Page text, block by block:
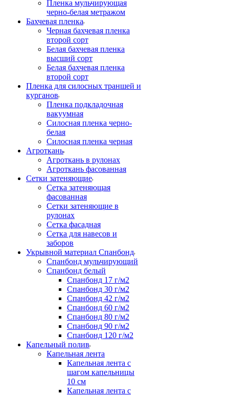
Пленка мульчирующая
черно-белая метражом
Бахчевая пленка
Черная бахчевая пленка
второй сорт
Белая бахчевая пленка
высший сорт
Белая бахчевая пленка
второй сорт
Пленка для силосных траншей и
курганов
Пленка подкладочная
вакуумная
Силосная пленка черно-
белая
Силосная пленка черная
Агроткань
Агроткань в рулонах
Агроткань фасованная
Сетки затеняющие
Сетка затеняющая
фасованная
Сетки затеняющие в
рулонах
Сетка фасадная
Сетка для навесов и
заборов
Укрывной материал Спанбонд
Спанбонд мульчирующий
Спанбонд белый
Спанбонд 17 г/м2
Спанбонд 30 г/м2
Спанбонд 42 г/м2
Спанбонд 60 г/м2
Спанбонд 80 г/м2
Спанбонд 90 г/м2
Спанбонд 120 г/м2
Капельный полив
Капельная лента
Капельная лента с
шагом капельницы
10 см
Капельная лента с